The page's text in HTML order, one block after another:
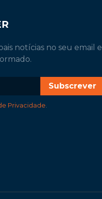
notícias no seu email e
Subscrever
Privacidade.